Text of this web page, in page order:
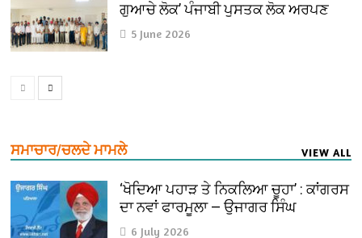
ਗੁਆਚੇ ਲੋਕ’ ਪੰਜਾਬੀ ਪੁਸਤਕ ਲੋਕ ਅਰਪਣ
5 June 2026
ਸਮਾਚਾਰ/ਚਲਦੇ ਮਾਮਲੇ VIEW ALL
‘ਖੋਦਿਆ ਪਹਾੜ ਤੇ ਨਿਕਲਿਆ ਚੂਹਾ’ : ਕਾਂਗਰਸ
ਦਾ ਨਵਾਂ ਫਾਰਮੂਲਾ — ਉਜਾਗਰ ਸਿੰਘ
6 July 2026